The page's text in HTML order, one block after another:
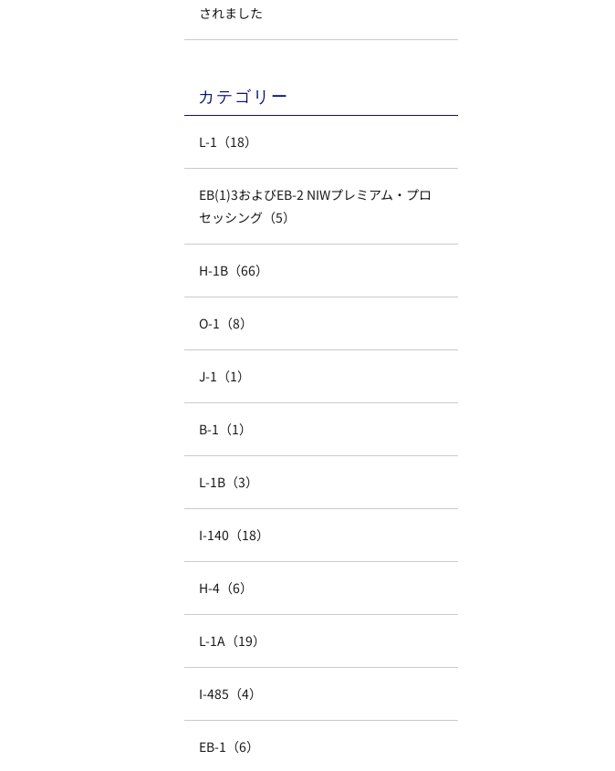
されました
カテゴリー
L-1（18）
EB(1)3およびEB-2 NIWプレミアム・プロ
セッシング（5）
H-1B（66）
O-1（8）
J-1（1）
B-1（1）
L-1B（3）
I-140（18）
H-4（6）
L-1A（19）
I-485（4）
EB-1（6）